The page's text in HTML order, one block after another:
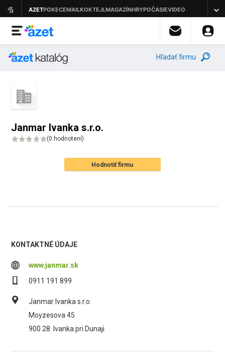
Hľadať firmu
Janmar Ivanka s.r.o.
(0 hodnotení)
Hodnotiť firmu
KONTAKTNÉ ÚDAJE
www.janmar.sk
0911 191 899
Janmar Ivanka s.r.o.
Moyzesova 45
900 28
Ivanka pri Dunaji